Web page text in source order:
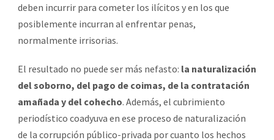
deben incurrir para cometer los ilícitos y en los que
posiblemente incurran al enfrentar penas,
normalmente irrisorias.
El resultado no puede ser más nefasto: la naturalización
del soborno, del pago de coimas, de la contratación
amañada y del cohecho. Además, el cubrimiento
periodístico coadyuva en ese proceso de naturalización
de la corrupción público-privada por cuanto los hechos